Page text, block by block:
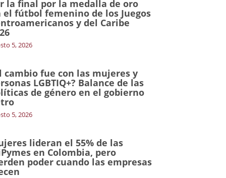
la final por la medalla de oro
el fútbol femenino de los Juegos
y del Caribe
5, 2026
cambio fue con las mujeres y
LGBTIQ+? Balance de las
de género en el gobierno
5, 2026
lideran el 55% de las
en Colombia, pero
poder cuando las empresas